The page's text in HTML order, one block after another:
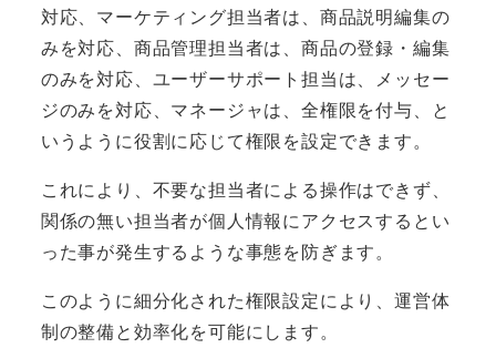
対応、マーケティング担当者は、商品説明編集の
みを対応、商品管理担当者は、商品の登録・編集
のみを対応、ユーザーサポート担当は、メッセー
ジのみを対応、マネージャは、全権限を付与、と
いうように役割に応じて権限を設定できます。
これにより、不要な担当者による操作はできず、
関係の無い担当者が個人情報にアクセスするとい
った事が発生するような事態を防ぎます。
このように細分化された権限設定により、運営体
制の整備と効率化を可能にします。